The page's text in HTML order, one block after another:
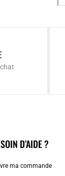
D’AIDE ?
ma commande